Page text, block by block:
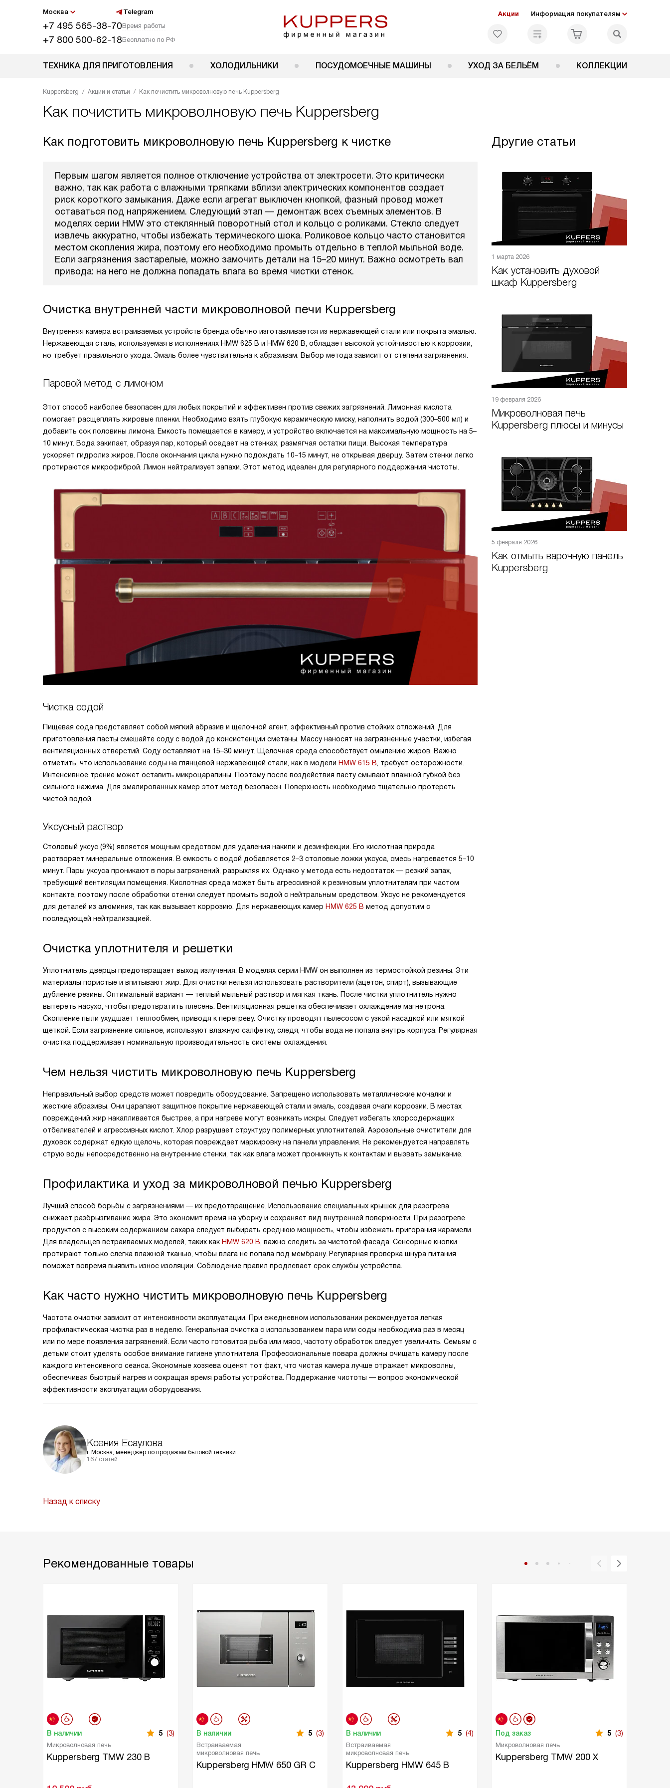
Москва Telegram
+7 495 565-38-70Время работы
+7 800 500-62-18Бесплатно по РФ
Акции Информация покупателям
ТЕХНИКА ДЛЯ ПРИГОТОВЛЕНИЯ ХОЛОДИЛЬНИКИ ПОСУДОМОЕЧНЫЕ МАШИНЫ УХОД ЗА БЕЛЬЁМ КОЛЛЕКЦИИ
Kuppersberg Акции и статьи Как почистить микроволновую печь Kuppersberg
Как почистить микроволновую печь Kuppersberg
Как подготовить микроволновую печь Kuppersberg к чистке
Первым шагом является полное отключение устройства от электросети. Это критически
важно, так как работа с влажными тряпками вблизи электрических компонентов создает
риск короткого замыкания. Даже если агрегат выключен кнопкой, фазный провод может
оставаться под напряжением. Следующий этап — демонтаж всех съемных элементов. В
моделях серии HMW это стеклянный поворотный стол и кольцо с роликами. Стекло следует
извлечь аккуратно, чтобы избежать термического шока. Роликовое кольцо часто становится
местом скопления жира, поэтому его необходимо промыть отдельно в теплой мыльной воде.
Если загрязнения застарелые, можно замочить детали на 15–20 минут. Важно осмотреть вал
привода: на него не должна попадать влага во время чистки стенок.
Очистка внутренней части микроволновой печи Kuppersberg
Внутренняя камера встраиваемых устройств бренда обычно изготавливается из нержавеющей стали или покрыта эмалью.
Нержавеющая сталь, используемая в исполнениях HMW 625 B и HMW 620 B, обладает высокой устойчивостью к коррозии,
но требует правильного ухода. Эмаль более чувствительна к абразивам. Выбор метода зависит от степени загрязнения.
Паровой метод с лимоном
Этот способ наиболее безопасен для любых покрытий и эффективен против свежих загрязнений. Лимонная кислота
помогает расщеплять жировые пленки. Необходимо взять глубокую керамическую миску, наполнить водой (300–500 мл) и
добавить сок половины лимона. Емкость помещается в камеру, и устройство включается на максимальную мощность на 5–
10 минут. Вода закипает, образуя пар, который оседает на стенках, размягчая остатки пищи. Высокая температура
ускоряет гидролиз жиров. После окончания цикла нужно подождать 10–15 минут, не открывая дверцу. Затем стенки легко
протираются микрофиброй. Лимон нейтрализует запахи. Этот метод идеален для регулярного поддержания чистоты.
Чистка содой
Пищевая сода представляет собой мягкий абразив и щелочной агент, эффективный против стойких отложений. Для
приготовления пасты смешайте соду с водой до консистенции сметаны. Массу наносят на загрязненные участки, избегая
вентиляционных отверстий. Соду оставляют на 15–30 минут. Щелочная среда способствует омылению жиров. Важно
отметить, что использование соды на глянцевой нержавеющей стали, как в модели HMW 615 B , требует осторожности.
Интенсивное трение может оставить микроцарапины. Поэтому после воздействия пасту смывают влажной губкой без
сильного нажима. Для эмалированных камер этот метод безопасен. Поверхность необходимо тщательно протереть
чистой водой.
Уксусный раствор
Столовый уксус (9%) является мощным средством для удаления накипи и дезинфекции. Его кислотная природа
растворяет минеральные отложения. В емкость с водой добавляется 2–3 столовые ложки уксуса, смесь нагревается 5–10
минут. Пары уксуса проникают в поры загрязнений, разрыхляя их. Однако у метода есть недостаток — резкий запах,
требующий вентиляции помещения. Кислотная среда может быть агрессивной к резиновым уплотнителям при частом
контакте, поэтому после обработки стенки следует промыть водой с нейтральным средством. Уксус не рекомендуется
для деталей из алюминия, так как вызывает коррозию. Для нержавеющих камер HMW 625 B метод допустим с
последующей нейтрализацией.
Очистка уплотнителя и решетки
Уплотнитель дверцы предотвращает выход излучения. В моделях серии HMW он выполнен из термостойкой резины. Эти
материалы пористые и впитывают жир. Для очистки нельзя использовать растворители (ацетон, спирт), вызывающие
дубление резины. Оптимальный вариант — теплый мыльный раствор и мягкая ткань. После чистки уплотнитель нужно
вытереть насухо, чтобы предотвратить плесень. Вентиляционная решетка обеспечивает охлаждение магнетрона.
Скопление пыли ухудшает теплообмен, приводя к перегреву. Очистку проводят пылесосом с узкой насадкой или мягкой
щеткой. Если загрязнение сильное, используют влажную салфетку, следя, чтобы вода не попала внутрь корпуса. Регулярная
очистка поддерживает номинальную производительность системы охлаждения.
Чем нельзя чистить микроволновую печь Kuppersberg
Неправильный выбор средств может повредить оборудование. Запрещено использовать металлические мочалки и
жесткие абразивы. Они царапают защитное покрытие нержавеющей стали и эмаль, создавая очаги коррозии. В местах
повреждений жир накапливается быстрее, а при нагреве могут возникать искры. Следует избегать хлорсодержащих
отбеливателей и агрессивных кислот. Хлор разрушает структуру полимерных уплотнителей. Аэрозольные очистители для
духовок содержат едкую щелочь, которая повреждает маркировку на панели управления. Не рекомендуется направлять
струю воды непосредственно на внутренние стенки, так как влага может проникнуть к контактам и вызвать замыкание.
Профилактика и уход за микроволновой печью Kuppersberg
Лучший способ борьбы с загрязнениями — их предотвращение. Использование специальных крышек для разогрева
снижает разбрызгивание жира. Это экономит время на уборку и сохраняет вид внутренней поверхности. При разогреве
продуктов с высоким содержанием сахара следует выбирать среднюю мощность, чтобы избежать пригорания карамели.
Для владельцев встраиваемых моделей, таких как HMW 620 B , важно следить за чистотой фасада. Сенсорные кнопки
протирают только слегка влажной тканью, чтобы влага не попала под мембрану. Регулярная проверка шнура питания
поможет вовремя выявить износ изоляции. Соблюдение правил продлевает срок службы устройства.
Как часто нужно чистить микроволновую печь Kuppersberg
Частота очистки зависит от интенсивности эксплуатации. При ежедневном использовании рекомендуется легкая
профилактическая чистка раз в неделю. Генеральная очистка с использованием пара или соды необходима раз в месяц
или по мере появления загрязнений. Если часто готовится рыба или мясо, частоту обработок следует увеличить. Семьям с
детьми стоит уделять особое внимание гигиене уплотнителя. Профессиональные повара должны очищать камеру после
каждого интенсивного сеанса. Экономные хозяева оценят тот факт, что чистая камера лучше отражает микроволны,
обеспечивая быстрый нагрев и сокращая время работы устройства. Поддержание чистоты — вопрос экономической
эффективности эксплуатации оборудования.
Ксения Есаулова
г. Москва, менеджер по продажам бытовой техники
167 статей
Назад к списку
Другие статьи
1 марта 2026
Как установить духовой
шкаф Kuppersberg
19 февраля 2026
Микроволновая печь
Kuppersberg плюсы и минусы
5 февраля 2026
Как отмыть варочную панель
Kuppersberg
Рекомендованные товары
В наличии 5 (3)
Микроволновая печь
Kuppersberg TMW 230 B
В наличии 5 (3)
Встраиваемая
микроволновая печь
Kuppersberg HMW 650 GR C
В наличии 5 (4)
Встраиваемая
микроволновая печь
Kuppersberg HMW 645 B
Под заказ 5 (3)
Микроволновая печь
Kuppersberg TMW 200 X